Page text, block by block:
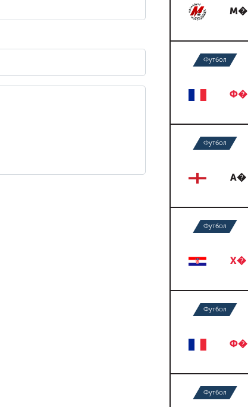
М�
Футбол
Ф�
Футбол
А�
Футбол
Х�
Футбол
Ф�
Футбол